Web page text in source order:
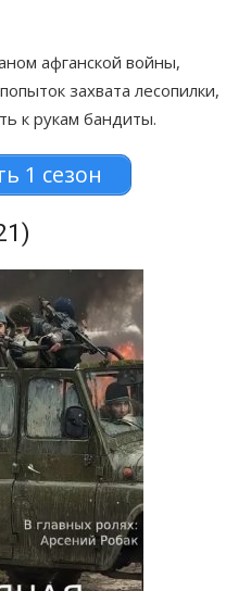
афганской войны,
захвата лесопилки,
к рукам бандиты.
1 сезон